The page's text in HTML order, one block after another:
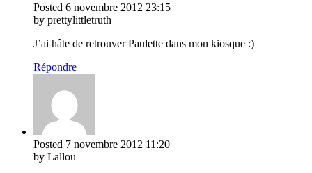
Posted 6 novembre 2012 23:15
by prettylittletruth
J’ai hâte de retrouver Paulette dans mon kiosque :)
Répondre
Posted 7 novembre 2012 11:20
by Lallou